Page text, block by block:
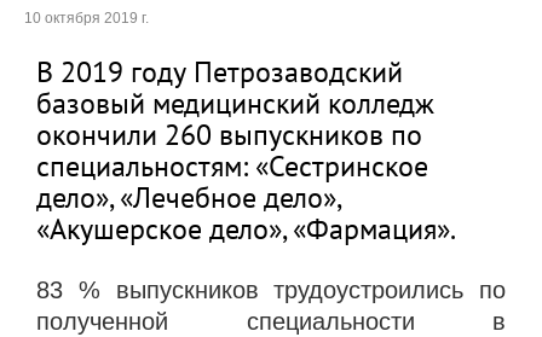
10 октября 2019 г.
В 2019 году Петрозаводский
базовый медицинский колледж
окончили 260 выпускников по
специальностям: «Сестринское
дело», «Лечебное дело»,
«Акушерское дело», «Фармация».
83 % выпускников трудоустроились по
полученной специальности в